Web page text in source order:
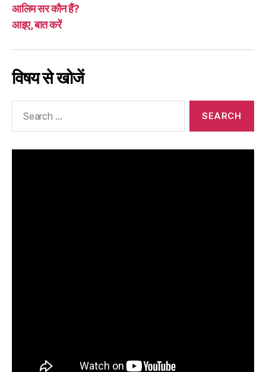
आलिम सर कौन हैं?
आइए, बात करें
विषय से खोजें